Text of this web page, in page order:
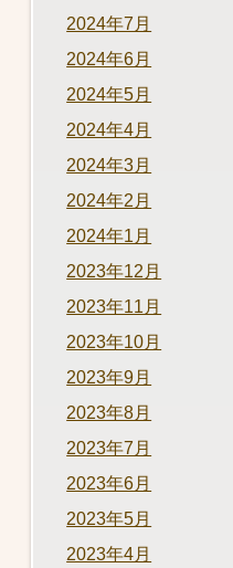
2024年7月
2024年6月
2024年5月
2024年4月
2024年3月
2024年2月
2024年1月
2023年12月
2023年11月
2023年10月
2023年9月
2023年8月
2023年7月
2023年6月
2023年5月
2023年4月